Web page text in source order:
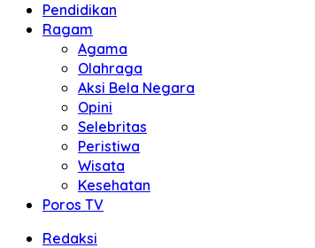
Pendidikan
Ragam
Agama
Olahraga
Aksi Bela Negara
Opini
Selebritas
Peristiwa
Wisata
Kesehatan
Poros TV
Redaksi